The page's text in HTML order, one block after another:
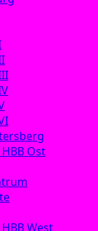
Ost
West